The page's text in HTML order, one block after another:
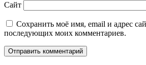
Сайт
Сохранить моё имя, email и адрес
последующих моих комментариев.